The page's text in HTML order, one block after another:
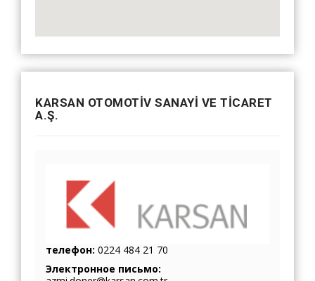
KARSAN OTOMOTİV SANAYİ VE TİCARET
A.Ş.
телефон: 0224 484 21 70
Электронное письмо: